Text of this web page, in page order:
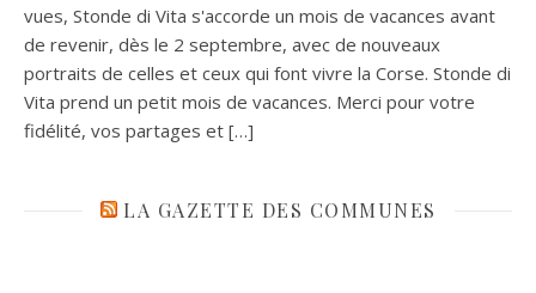
vues, Stonde di Vita s'accorde un mois de vacances avant
de revenir, dès le 2 septembre, avec de nouveaux
portraits de celles et ceux qui font vivre la Corse. Stonde di
Vita prend un petit mois de vacances. Merci pour votre
fidélité, vos partages et […]
LA GAZETTE DES COMMUNES